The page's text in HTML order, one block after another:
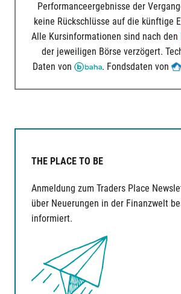
Performanceergebnisse der
keine Rückschlüsse auf die künftige
Alle Kursinformationen sind nach den
der jeweiligen Börse verzögert.
Daten von
. Fondsdaten von
THE PLACE TO BE
Anmeldung zum Traders Place
über Neuerungen in der Finanzwelt
informiert.